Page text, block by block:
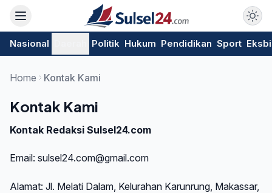
Nasional Politik Hukum Pendidikan Sport
Home Kontak Kami
Kontak Kami
Kontak Redaksi Sulsel24.com
Email: sulsel24.com@gmail.com
Alamat: Jl. Melati Dalam, Kelurahan Karunrung, Makassar,